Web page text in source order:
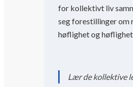
for kollektivt liv
seg forestillinger om
høflighet og høflighet.
Lær de kollektive